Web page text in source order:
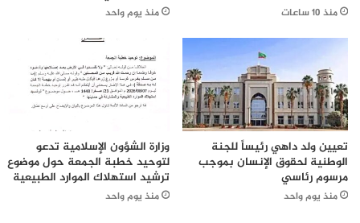
منذ 10 ساعات منذ يوم واحد
تعيين ولد داهي رئيساً للجنة
الوطنية لحقوق الإنسان بموجب
مرسوم رئاسي
منذ يوم واحد
وزارة الشؤون الإسلامية تدعو
لتوحيد خطبة الجمعة حول موضوع
ترشيد استهلاك الموارد الطبيعية
منذ يوم واحد